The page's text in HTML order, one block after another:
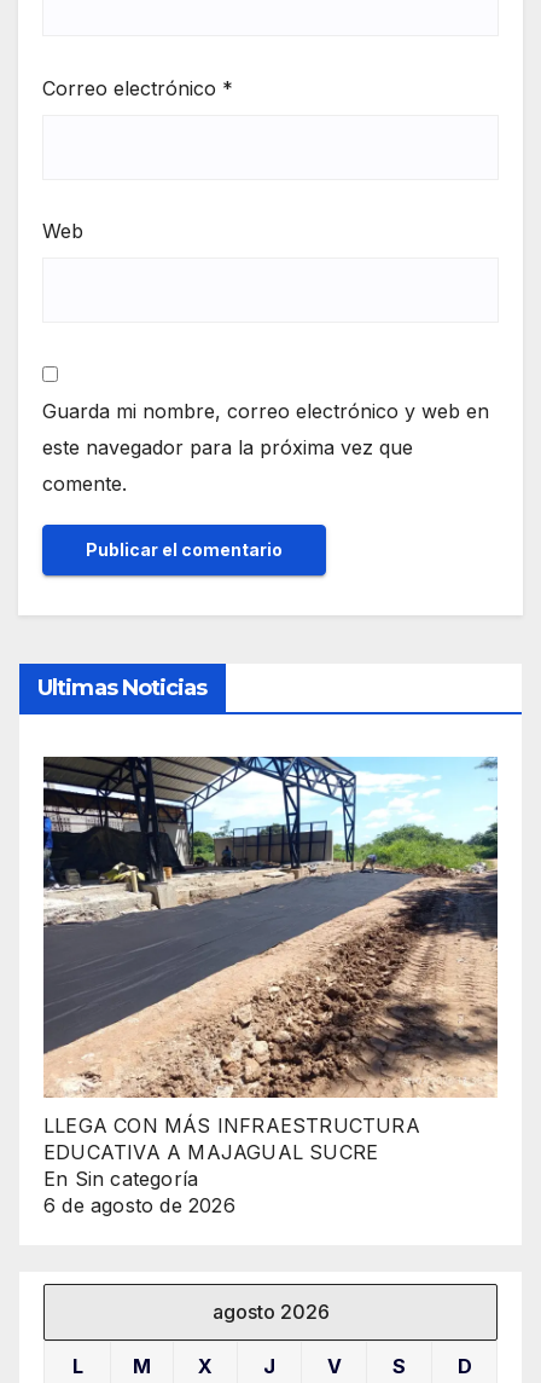
Correo electrónico *
Web
Guarda mi nombre, correo electrónico y web en
este navegador para la próxima vez que
comente.
Ultimas Noticias
LLEGA CON MÁS INFRAESTRUCTURA
EDUCATIVA A MAJAGUAL SUCRE
En Sin categoría
6 de agosto de 2026
agosto 2026
L M X J V S D